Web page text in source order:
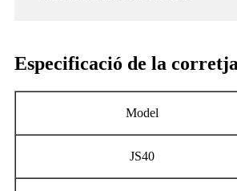
Especificació de la
Model
JS40